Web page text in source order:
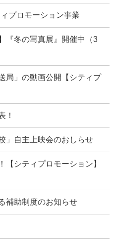
プロモーション事業
『冬の写真展』開催中（3
局」の動画公開【シティプ
！
」自主上映会のおしらせ
【シティプロモーション】
補助制度のお知らせ